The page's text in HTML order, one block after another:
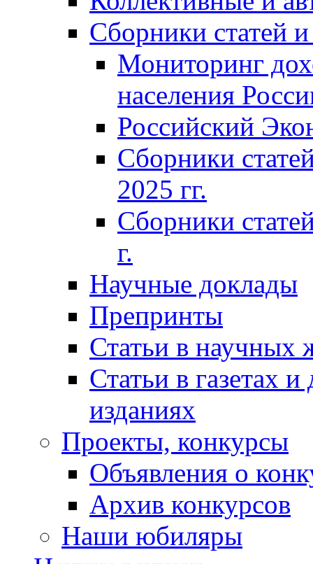
Сборники статей
Мониторинг
населения
Российский
Сборники
2025 гг.
Сборники
г.
Научные доклады
Препринты
Статьи в научных
Статьи в газетах
изданиях
Проекты, конкурсы
Объявления о
Архив конкурсов
Наши юбиляры